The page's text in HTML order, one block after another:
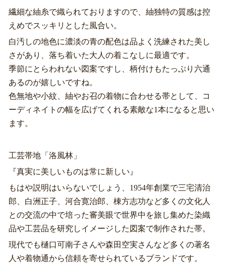
繊細な紬糸で織られておりますので、紬独特の質感は控
えめでスッキリとした風合い。
白汚しの地色に濃淡の青の配色は品よく洗練された美し
さがあり、落ち着いた大人の着こなしに最適です。
季節にとらわれない図案ですし、柄付けもたっぷり六通
あるのが嬉しいですね。
色無地や小紋、紬やお召の着物に合わせる帯として、コ
ーディネイトの幅を広げてくれる素敵な1本になると思い
ます。
工芸帯地「洛風林」
『真実に美しいものは常に新しい』
もはや説明はいらないでしょう、1954年創業で三宅清治
郎、白洲正子、河合寛治郎、棟方志功など多くの文化人
との交流の中で培った審美眼で世界中を旅し集めた染織
品や工芸品を研究しイメージした図案で制作された帯。
現代でも樋口可南子さんや森田空実さんなど多くの著名
人や着物通から信頼を寄せられているブランドです。